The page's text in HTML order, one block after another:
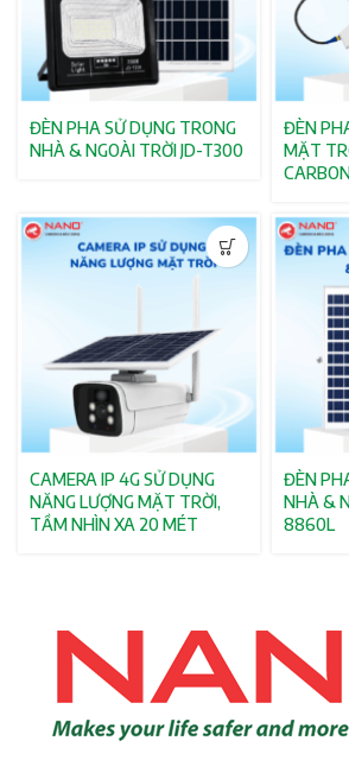
ĐÈN PHA SỬ DỤNG TRONG
NHÀ & NGOÀI TRỜI JD-T300
ĐÈN
MẶT
CAMERA IP 4G SỬ DỤNG
NĂNG LƯỢNG MẶT TRỜI,
TẦM NHÌN XA 20 MÉT
ĐÈN
NHÀ &
8860L